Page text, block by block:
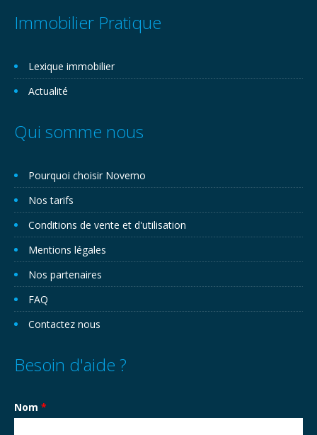
Immobilier Pratique
Lexique immobilier
Actualité
Qui somme nous
Pourquoi choisir Novemo
Nos tarifs
Conditions de vente et d'utilisation
Mentions légales
Nos partenaires
FAQ
Contactez nous
Besoin d'aide ?
Nom *